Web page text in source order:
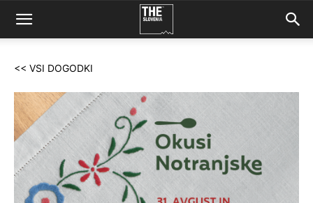
<< VSI DOGODKI